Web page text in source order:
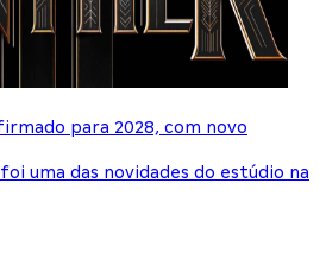
para 2028, com novo
uma das novidades do estúdio na